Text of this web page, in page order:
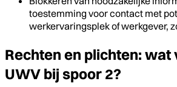
toestemming voor contact met
werkervaringsplek of werkgever,
Rechten en plichten:
UWV bij spoor 2?